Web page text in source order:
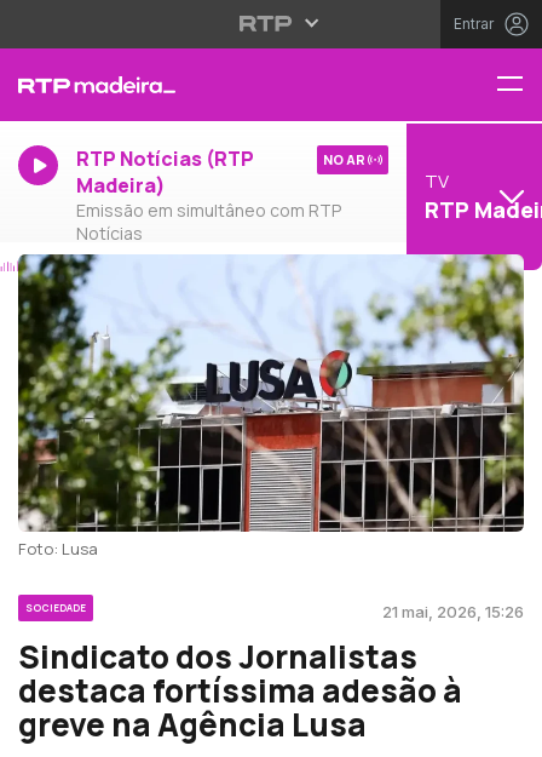
Entrar
RTP Notícias (RTP
Madeira)
Emissão em simultâneo com RTP
Notícias
NO AR
TV
RTP
Foto: Lusa
SOCIEDADE 21 mai, 2026, 15:26
Sindicato dos Jornalistas
destaca fortíssima adesão à
greve na Agência Lusa